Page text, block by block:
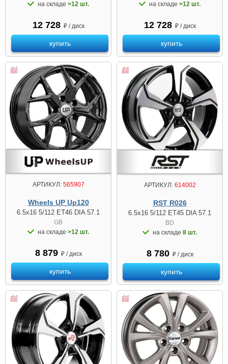
на складе >12 шт.
12 728 ₽ / диск
купить
на складе >12 шт.
12 728 ₽ / диск
купить
АРТИКУЛ:565907
Wheels UP Up120
6.5x16 5/112 ET46 DIA 57.1
GB
на складе >12 шт.
8 879 ₽ / диск
купить
АРТИКУЛ:614002
RST R026
6.5x16 5/112 ET45 DIA 57.1
BD
на складе 8 шт.
8 780 ₽ / диск
купить